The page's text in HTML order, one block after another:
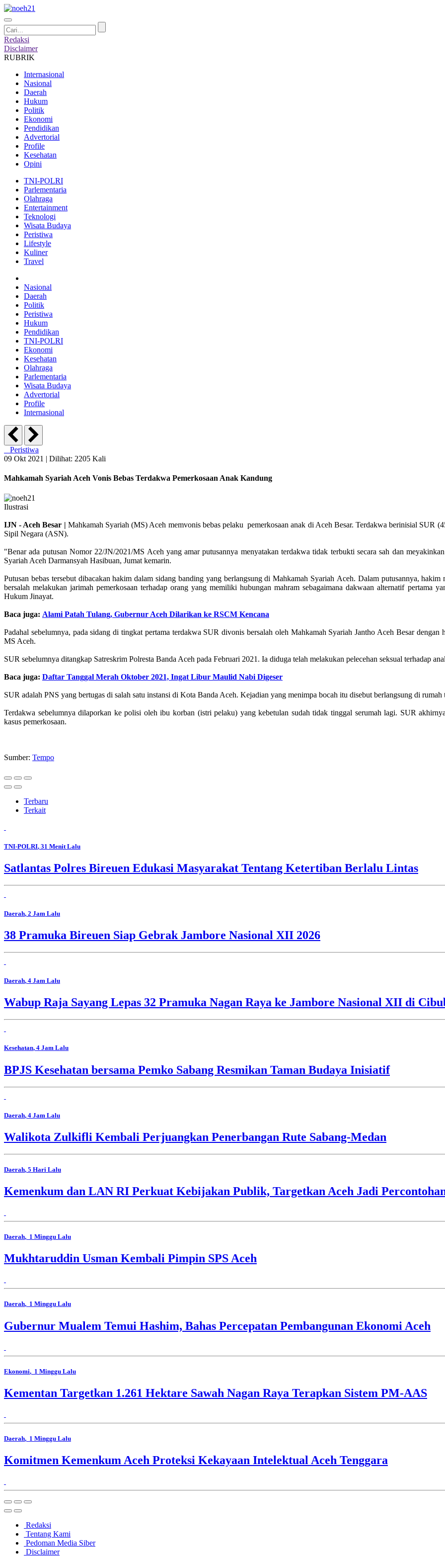
Redaksi
Disclaimer
RUBRIK
Internasional
Nasional
Daerah
Hukum
Politik
Ekonomi
Pendidikan
Advertorial
Profile
Kesehatan
Opini
TNI-POLRI
Parlementaria
Olahraga
Entertainment
Teknologi
Wisata Budaya
Peristiwa
Lifestyle
Kuliner
Travel
Nasional
Daerah
Politik
Peristiwa
Hukum
Pendidikan
TNI-POLRI
Ekonomi
Kesehatan
Olahraga
Parlementaria
Wisata Budaya
Advertorial
Profile
Internasional
Peristiwa
09 Okt 2021 | Dilihat: 2205 Kali
Mahkamah Syariah Aceh Vonis Bebas Terdakwa Pemerkosaan Anak Kandung
Ilustrasi
IJN - Aceh Besar | Mahkamah Syariah (MS) Aceh memvonis bebas pelaku pemerkosaan anak di Aceh Besar. Terdakwa berinisial SUR
Sipil Negara (ASN).
"Benar ada putusan Nomor 22/JN/2021/MS Aceh yang amar putusannya menyatakan terdakwa tidak terbukti secara sah dan
Syariah Aceh Darmansyah Hasibuan, Jumat kemarin.
Putusan bebas tersebut dibacakan hakim dalam sidang banding yang berlangsung di Mahkamah Syariah Aceh. Dalam putusannya,
bersalah melakukan jarimah pemerkosaan terhadap orang yang memiliki hubungan mahram sebagaimana dakwaan alternatif pertama
Hukum Jinayat.
Baca juga: Alami Patah Tulang, Gubernur Aceh Dilarikan ke RSCM Kencana
Padahal sebelumnya, pada sidang di tingkat pertama terdakwa SUR divonis bersalah oleh Mahkamah Syariah Jantho Aceh Besar
MS Aceh.
SUR sebelumnya ditangkap Satreskrim Polresta Banda Aceh pada Februari 2021. Ia diduga telah melakukan pelecehan seksual terhadap
Baca juga: Daftar Tanggal Merah Oktober 2021, Ingat Libur Maulid Nabi Digeser
SUR adalah PNS yang bertugas di salah satu instansi di Kota Banda Aceh. Kejadian yang menimpa bocah itu disebut berlangsung di
Terdakwa sebelumnya dilaporkan ke polisi oleh ibu korban (istri pelaku) yang kebetulan sudah tidak tinggal serumah lagi. SUR
kasus pemerkosaan.
Sumber: Tempo
Terbaru
Terkait
TNI-POLRI, 31 Menit Lalu
Satlantas Polres Bireuen Edukasi Masyarakat Tentang Ketertiban Berlalu Lintas
Daerah, 2 Jam Lalu
38 Pramuka Bireuen Siap Gebrak Jambore Nasional XII 2026
Daerah, 4 Jam Lalu
Wabup Raja Sayang Lepas 32 Pramuka Nagan Raya ke Jambore Nasional XII di
Kesehatan, 4 Jam Lalu
BPJS Kesehatan bersama Pemko Sabang Resmikan Taman Budaya Inisiatif
Daerah, 4 Jam Lalu
Walikota Zulkifli Kembali Perjuangkan Penerbangan Rute Sabang-Medan
Daerah, 5 Hari Lalu
Kemenkum dan LAN RI Perkuat Kebijakan Publik, Targetkan Aceh Jadi
Daerah, 1 Minggu Lalu
Mukhtaruddin Usman Kembali Pimpin SPS Aceh
Daerah, 1 Minggu Lalu
Gubernur Mualem Temui Hashim, Bahas Percepatan Pembangunan Ekonomi Aceh
Ekonomi, 1 Minggu Lalu
Kementan Targetkan 1.261 Hektare Sawah Nagan Raya Terapkan Sistem PM-AAS
Daerah, 1 Minggu Lalu
Komitmen Kemenkum Aceh Proteksi Kekayaan Intelektual Aceh Tenggara
Redaksi
Tentang Kami
Pedoman Media Siber
Disclaimer